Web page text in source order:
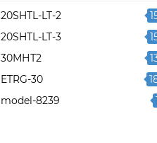
20SHTL-LT-2
20SHTL-LT-3
30МНТ2
ETRG-30
model-8239